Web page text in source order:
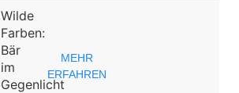
Wilde
Farben:
Bär
im
Gegenlicht
MEHR
ERFAHREN